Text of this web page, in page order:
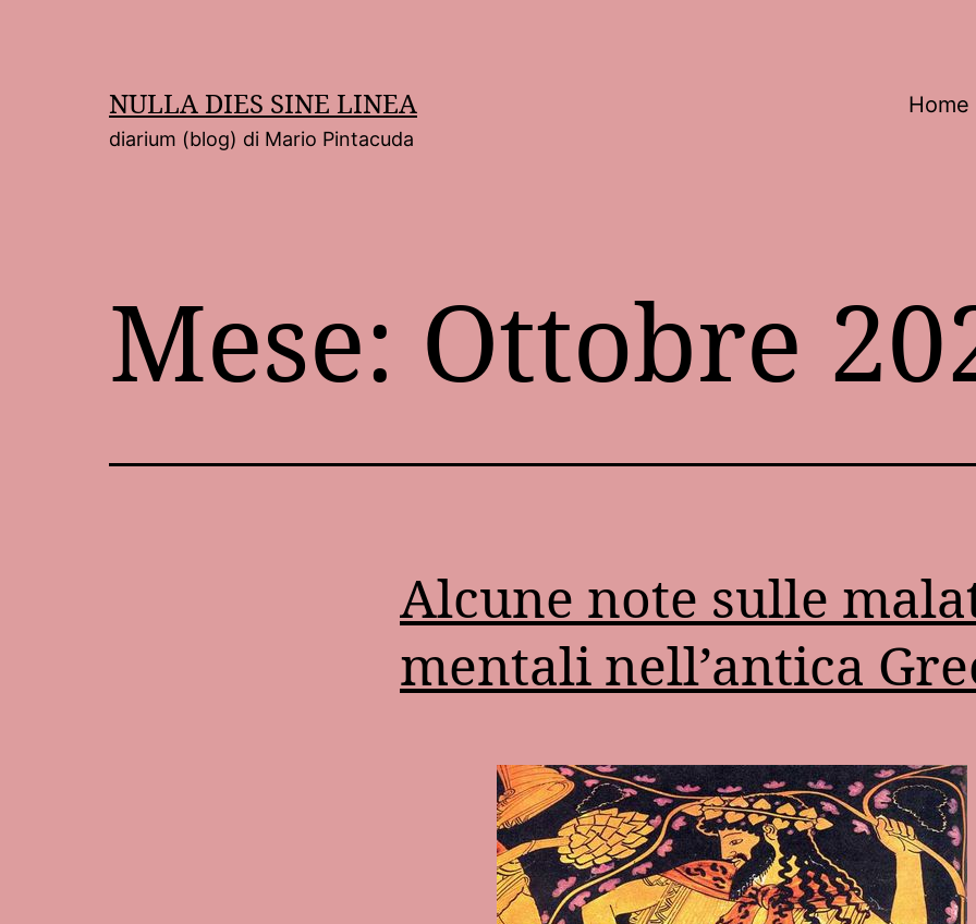
NULLA DIES SINE LINEA
diarium (blog) di Mario Pintacuda
Home
Mese: Ottobre
Alcune note sulle
mentali nell’antica